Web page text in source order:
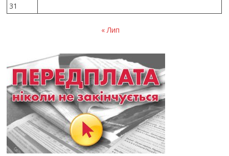
31
« Лип